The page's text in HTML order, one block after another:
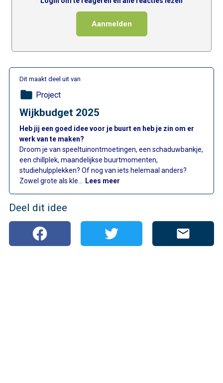
Aanmelden
Dit maakt deel uit van
folder Project
Wijkbudget 2025
Heb jij een goed idee voor je buurt en heb je zin om er
werk van te maken?
Droom je van speeltuinontmoetingen, een schaduwbankje,
een chillplek, maandelijkse buurtmomenten,
studiehulpplekken? Of nog van iets helemaal anders?
Zowel grote als kle… Lees meer
Deel dit idee
mail